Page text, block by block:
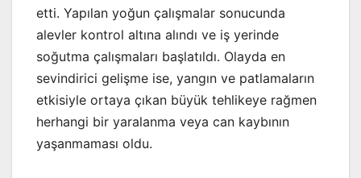
etti. Yapılan yoğun çalışmalar sonucunda
alevler kontrol altına alındı ve iş yerinde
soğutma çalışmaları başlatıldı. Olayda en
sevindirici gelişme ise, yangın ve patlamaların
etkisiyle ortaya çıkan büyük tehlikeye rağmen
herhangi bir yaralanma veya can kaybının
yaşanmaması oldu.